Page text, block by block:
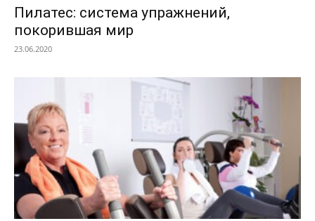
Пилатес: система упражнений,
покорившая мир
23.06.2020